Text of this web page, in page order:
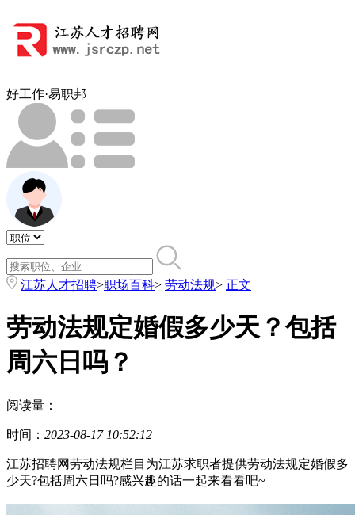
好工作·易职邦
江苏人才招聘>职场百科> 劳动法规> 正文
劳动法规定婚假多少天？包括
周六日吗？
阅读量：
时间： 2023-08-17 10:52:12
江苏招聘网劳动法规栏目为江苏求职者提供劳动法规定婚假多
少天?包括周六日吗?感兴趣的话一起来看看吧~